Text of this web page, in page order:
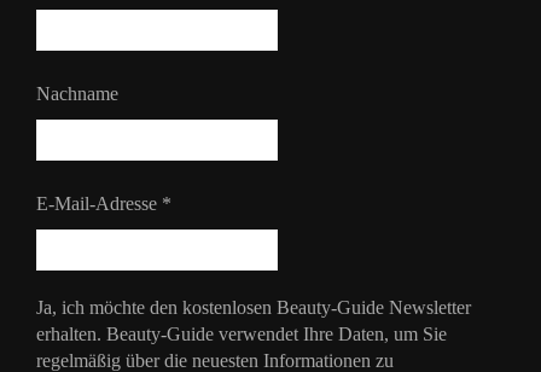
Nachname
E-Mail-Adresse *
Ja, ich möchte den kostenlosen Beauty-Guide Newsletter
erhalten. Beauty-Guide verwendet Ihre Daten, um Sie
regelmäßig über die neuesten Informationen zu